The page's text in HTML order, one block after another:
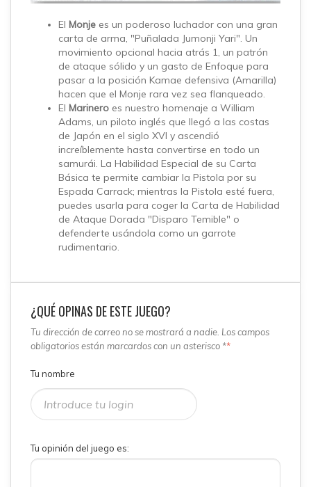
El Monje es un poderoso luchador con una gran
carta de arma, "Puñalada Jumonji Yari". Un
movimiento opcional hacia atrás 1, un patrón
de ataque sólido y un gasto de Enfoque para
pasar a la posición Kamae defensiva (Amarilla)
hacen que el Monje rara vez sea flanqueado.
El Marinero es nuestro homenaje a William
Adams, un piloto inglés que llegó a las costas
de Japón en el siglo XVI y ascendió
increíblemente hasta convertirse en todo un
samurái. La Habilidad Especial de su Carta
Básica te permite cambiar la Pistola por su
Espada Carrack; mientras la Pistola esté fuera,
puedes usarla para coger la Carta de Habilidad
de Ataque Dorada "Disparo Temible" o
defenderte usándola como un garrote
rudimentario.
¿QUÉ OPINAS DE ESTE JUEGO?
Tu dirección de correo no se mostrará a nadie. Los campos
obligatorios están marcardos con un asterisco **
Tu nombre
Tu opinión del juego es: